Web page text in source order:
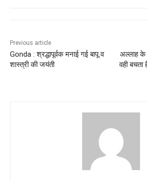
o
o
p
p
n
m
er
Previous article
Gonda : श्रद्धापूर्वक मनाई गई बापू व
शास्त्री की जयंती
अल्लाह के
वही बचता